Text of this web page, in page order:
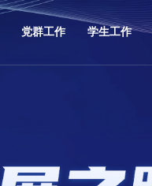
党群工作 学生工作